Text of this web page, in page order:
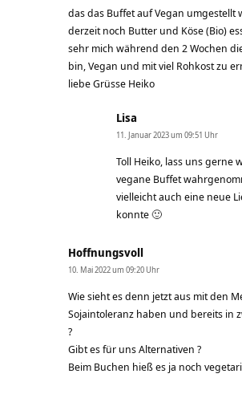
das das Buffet auf Vegan umgestellt
derzeit noch Butter und Köse (Bio)
sehr mich während den 2 Wochen
bin, Vegan und mit viel Rohkost zu
liebe Grüsse Heiko
Lisa
11. Januar 2023 um 09:51 Uhr
Toll Heiko, lass uns gerne
vegane Buffet
vielleicht auch eine neue
konnte 🙂
Hoffnungsvoll
10. Mai 2022 um 09:20 Uhr
Wie sieht es denn jetzt aus mit den
Sojaintoleranz haben und bereits in
?
Gibt es für uns Alternativen ?
Beim Buchen hieß es ja noch